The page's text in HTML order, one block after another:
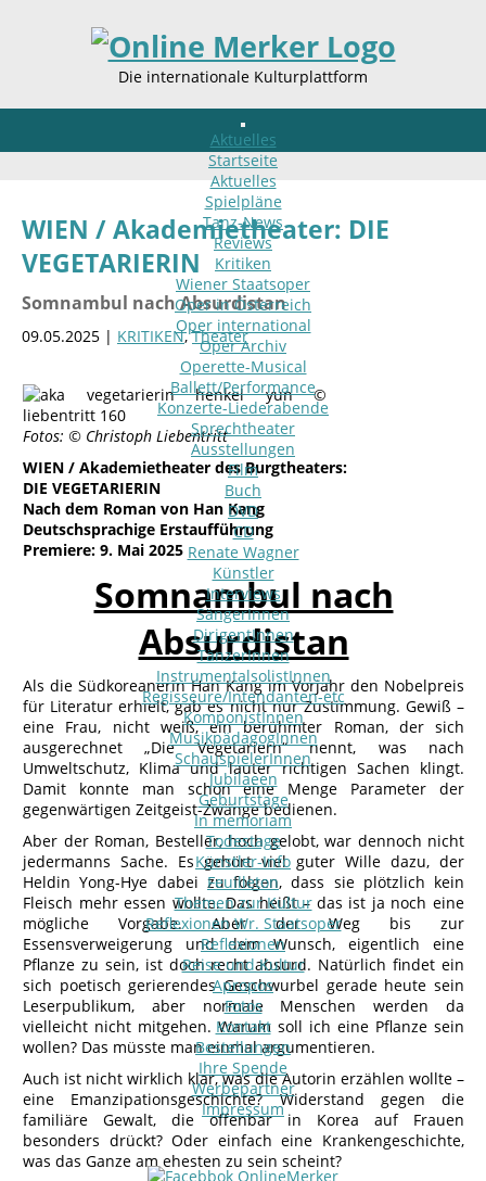
Die internationale Kulturplattform
Aktuelles
Startseite
Aktuelles
Spielpläne
Tanz-News
Reviews
Kritiken
Wiener Staatsoper
Oper in Österreich
Oper international
Oper Archiv
Operette-Musical
Ballett/Performance
Konzerte-Liederabende
Sprechtheater
Ausstellungen
Film
Buch
DVD
CD
Renate Wagner
Künstler
Interviews
SängerInnen
DirigentInnen
TänzerInnen
InstrumentalsolistInnen
Regisseure/Intendanten-etc
KomponistInnen
MusikpädagogInnen
SchauspielerInnen
Jubilaeen
Geburtstage
In memoriam
Todestage
Künstler-Info
Feuilleton
Themen zur Kultur
Reflexionen Wr. Staatsoper
Reflexionen
Reise und Kultur
Apropos
Fotos
Kontakt
Bestellungen
Ihre Spende
Werbepartner
Impressum
WIEN / Akademietheater: DIE
VEGETARIERIN
Somnambul nach Absurdistan
09.05.2025 | KRITIKEN,Theater
Fotos: © Christoph Liebentritt
WIEN / Akademietheater des Burgtheaters:
DIE VEGETARIERIN
Nach dem Roman von Han Kang
Deutschsprachige Erstaufführung
Premiere: 9. Mai 2025
Somnambul nach
Absurdistan
Als die Südkoreanerin Han Kang im Vorjahr den Nobelpreis
für Literatur erhielt, gab es nicht nur Zustimmung. Gewiß –
eine Frau, nicht weiß, ein berühmter Roman, der sich
ausgerechnet „Die Vegetariern“ nennt, was nach
Umweltschutz, Klima und lauter richtigen Sachen klingt.
Damit konnte man schon eine Menge Parameter der
gegenwärtigen Zeitgeist-Zwänge bedienen.
Aber der Roman, Besteller, hoch gelobt, war dennoch nicht
jedermanns Sache. Es gehört viel guter Wille dazu, der
Heldin Yong-Hye dabei zu folgen, dass sie plötzlich kein
Fleisch mehr essen wollte. Das heißt – das ist ja noch eine
mögliche Vorgabe. Aber der Weg bis zur
Essensverweigerung und dem Wunsch, eigentlich eine
Pflanze zu sein, ist doch recht absurd. Natürlich findet ein
sich poetisch gerierendes Geschwurbel gerade heute sein
Leserpublikum, aber normale Menschen werden da
vielleicht nicht mitgehen. Warum soll ich eine Pflanze sein
wollen? Das müsste man einmal argumentieren.
Auch ist nicht wirklich klar, was die Autorin erzählen wollte –
eine Emanzipationsgeschichte? Widerstand gegen die
familiäre Gewalt, die offenbar in Korea auf Frauen
besonders drückt? Oder einfach eine Krankengeschichte,
was das Ganze am ehesten zu sein scheint?